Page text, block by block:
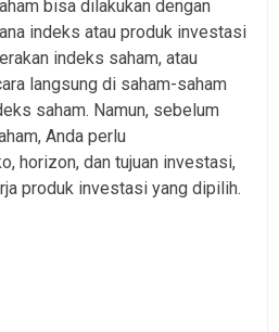
bisa dilakukan dengan
indeks atau produk investasi
indeks saham, atau
langsung di saham-saham
saham. Namun, sebelum
Anda perlu
horizon, dan tujuan investasi,
produk investasi yang dipilih.